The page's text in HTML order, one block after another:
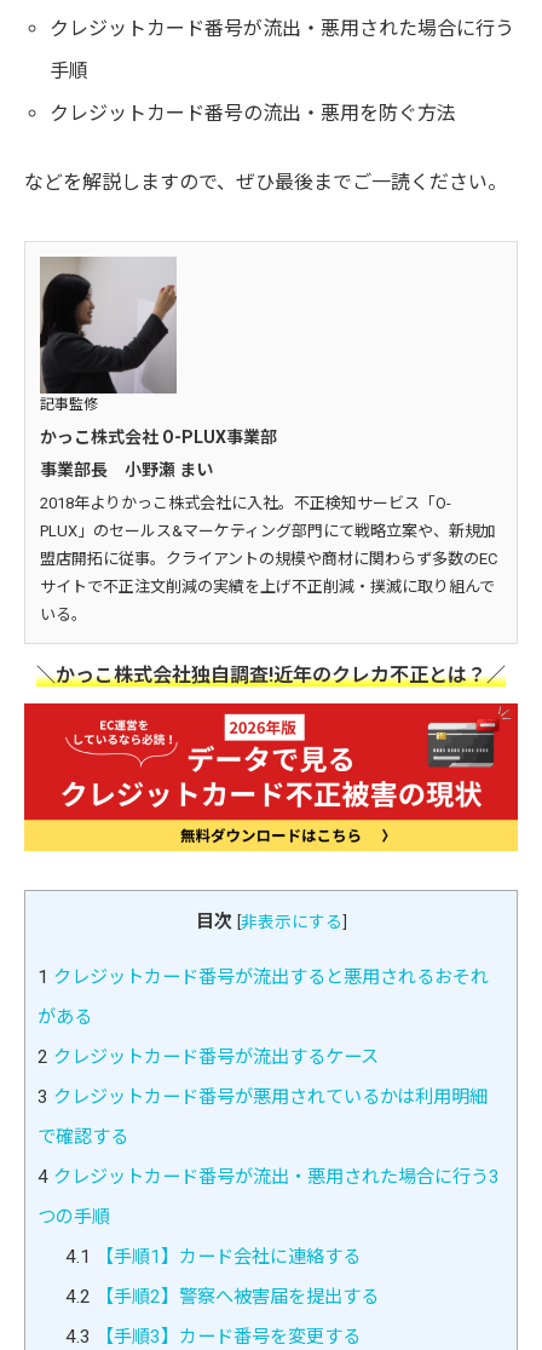
クレジットカード番号が流出・悪用された場合に行う
手順
クレジットカード番号の流出・悪用を防ぐ方法
などを解説しますので、ぜひ最後までご一読ください。
記事監修
かっこ株式会社 O-PLUX事業部
事業部長 小野瀬 まい
2018年よりかっこ株式会社に入社。不正検知サービス「O-
PLUX」のセールス&マーケティング部門にて戦略立案や、新規加
盟店開拓に従事。クライアントの規模や商材に関わらず多数のEC
サイトで不正注文削減の実績を上げ不正削減・撲滅に取り組んで
いる。
＼かっこ株式会社独自調査!近年のクレカ不正とは？／
目次 [非表示にする]
1 クレジットカード番号が流出すると悪用されるおそれ
がある
2 クレジットカード番号が流出するケース
3 クレジットカード番号が悪用されているかは利用明細
で確認する
4 クレジットカード番号が流出・悪用された場合に行う3
つの手順
4.1
【手順1】カード会社に連絡する
4.2 【手順2】警察へ被害届を提出する
4.3 【手順3】カード番号を変更する